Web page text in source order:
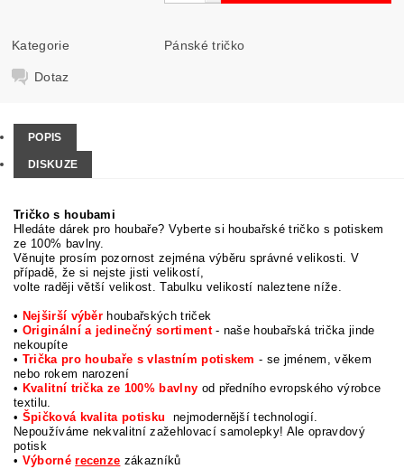
Kategorie Pánské tričko
Dotaz
POPIS
DISKUZE
Tričko s houbami
Hledáte dárek pro houbaře? Vyberte si houbařské tričko s potiskem
ze 100% bavlny.
Věnujte prosím pozornost zejména výběru správné velikosti. V
případě, že si nejste jisti velikostí,
volte raději větší velikost. Tabulku velikostí naleztene níže.
• Nejširší výběr houbařských triček
• Originální a jedinečný sortiment- naše houbařská trička jinde
nekoupíte
• Trička pro houbaře s vlastním potiskem- se jménem, věkem
nebo rokem narození
• Kvalitní trička ze 100% bavlny od předního evropského výrobce
textilu.
• Špičková kvalita potisku
nejmodernější technologií.
Nepoužíváme nekvalitní zažehlovací samolepky! Ale opravdový
potisk
• Výbornérecenze zákazníků